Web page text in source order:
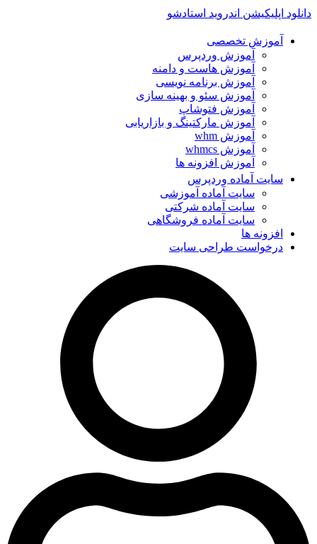
دانلود اپلیکیشن اندروید استادشو
آموزش تخصصی
آموزش وردپرس
آموزش هاست و دامنه
آموزش برنامه نویسی
آموزش سئو و بهینه سازی
آموزش فتوشاپ
آموزش مارکتینگ و بازاریابی
آموزش whm
آموزش whmcs
آموزش افزونه ها
سایت آماده وردپرس
سایت آماده آموزشی
سایت آماده شرکتی
سایت آماده فروشگاهی
افزونه ها
درخواست طراحی سایت